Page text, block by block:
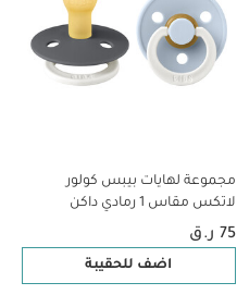
مجموعة لهايات بيبس كولور
لاتكس مقاس 1 رمادي داكن
مضيء/ أزرق فاتح مضيء- قطعتان
75 ر.ق
اضف للحقيبة